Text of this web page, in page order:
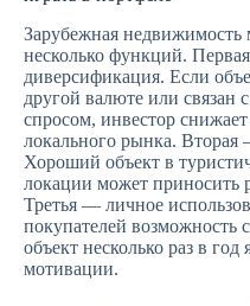
Зарубежная недвижимость
несколько функций.
диверсификация. Если
другой валюте или связан
спросом, инвестор
локального рынка.
Хороший объект в
локации может приносить
Третья — личное
покупателей возможность
объект несколько раз в
мотивации.